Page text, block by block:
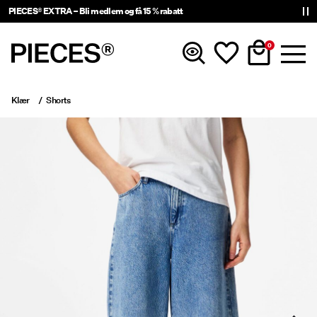
PIECES® EXTRA – Bli medlem og få 15 % rabatt
0
Nyheter
Accessories
Trending
Shop The Look
Klær Shorts